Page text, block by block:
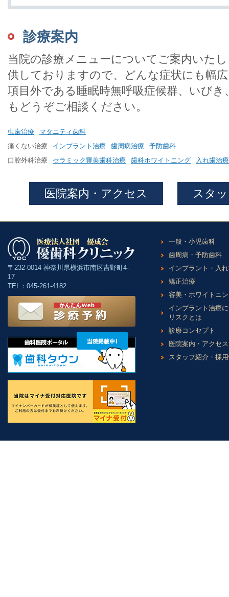
診療案内
当院の診療メニューについてご案内いた
供しておりますので、どんな症状にも幅
項目外である睡眠時無呼吸症候群、いび
もどうぞご相談ください。
虫歯治療
マタニティ歯科
痛くない治療
インプラント治療 歯周病治療
予防歯科
口腔外科治療
セラミック審美歯科治療 歯科ホワイトニング 入れ歯治療
医院案内・アクセス スタ
〒232-0014 神奈川県横浜市南区吉野町4-
17
TEL：045-261-4182
一般・小児歯科
歯周病・予防歯科
インプラント・入
矯正治療
審美・ホワイトニ
インプラント治療
リスクとは
診療コンセプト
医院案内・アクセス
スタッフ紹介・採